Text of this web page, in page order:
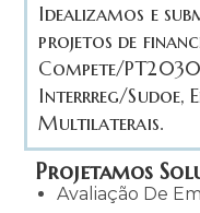
Idealizamos e
projetos de
Compete/
Interrreg/Sudoe,
Multilaterais.
Projetamos
Avaliação De